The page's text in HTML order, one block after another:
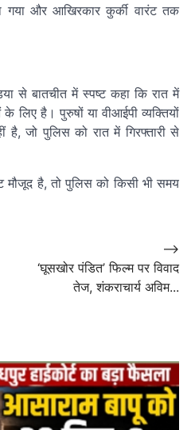
गया और आखिरकार कुर्की वारंट तक
से बातचीत में स्पष्ट कहा कि रात में
के लिए है। पुरुषों या वीआईपी व्यक्तियों
जो पुलिस को रात में गिरफ्तारी से
मौजूद है, तो पुलिस को किसी भी समय
‘घूसखोर पंडित’ फिल्म पर विवाद
तेज, शंकराचार्य अविम...
⟶